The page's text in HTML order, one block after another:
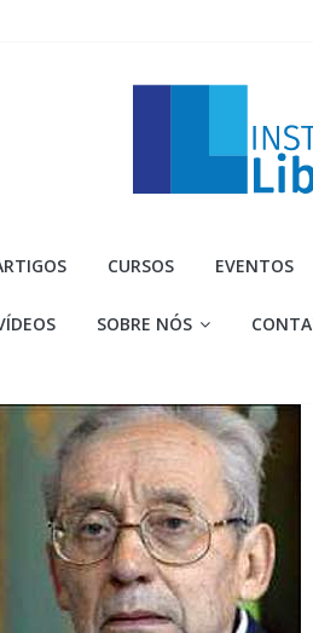
Liberal
a
parte
mais
importante
da
sociedade.
CURSOS EVENTOS
SOBRE NÓS